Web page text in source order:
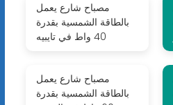
مصباح شارع يعمل
بالطاقة الشمسية بقدرة
40 واط في تايبيه
مصباح شارع يعمل
بالطاقة الشمسية بقدرة